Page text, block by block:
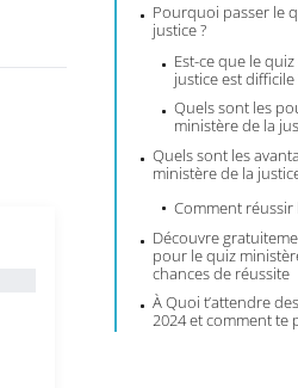
Pourquoi passer le
justice ?
Est-ce que le
justice est difficile
Quels sont les
ministère de la
Quels sont les
ministère de la
Comment réussir
Découvre
pour le quiz
chances de réussite
À Quoi t’attendre
2024 et comment te